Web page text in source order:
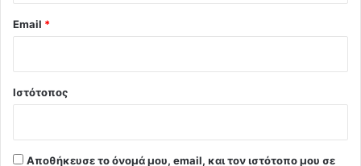
Email *
Ιστότοπος
Αποθήκευσε το όνομά μου, email, και τον ιστότοπο μου σε